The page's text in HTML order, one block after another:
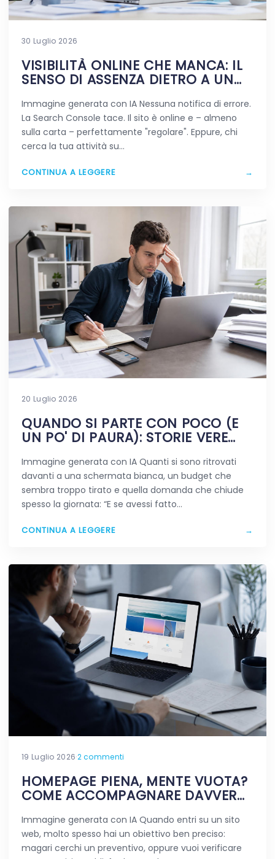
30 Luglio 2026
VISIBILITÀ ONLINE CHE MANCA: IL
SENSO DI ASSENZA DIETRO A UN
Immagine generata con IA Nessuna notifica di errore.
La Search Console tace. Il sito è online e – almeno
sulla carta – perfettamente "regolare". Eppure, chi
cerca la tua attività su…
CONTINUA A LEGGERE →
20 Luglio 2026
QUANDO SI PARTE CON POCO (E
UN PO' DI PAURA): STORIE VERE
Immagine generata con IA Quanti si sono ritrovati
davanti a una schermata bianca, un budget che
sembra troppo tirato e quella domanda che chiude
spesso la giornata: “E se avessi fatto…
CONTINUA A LEGGERE →
19 Luglio 2026·2 commenti
HOMEPAGE PIENA, MENTE VUOTA?
COME ACCOMPAGNARE DAVVERO
Immagine generata con IA Quando entri su un sito
web, molto spesso hai un obiettivo ben preciso:
magari cerchi un preventivo, oppure vuoi verificare